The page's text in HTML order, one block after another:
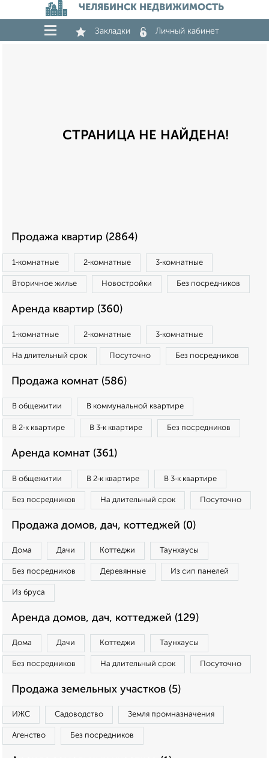
ЧЕЛЯБИНСК НЕДВИЖИМОСТЬ
Закладки Личный кабинет
СТРАНИЦА НЕ НАЙДЕНА!
Продажа квартир (2864)
1‑комнатные 2‑комнатные 3‑комнатные
Вторичное жилье Новостройки Без посредников
Аренда квартир (360)
1‑комнатные 2‑комнатные 3‑комнатные
На длительный срок Посуточно Без посредников
Продажа комнат (586)
В общежитии В коммунальной квартире
В 2‑к квартире В 3‑к квартире Без посредников
Аренда комнат (361)
В общежитии В 2‑к квартире В 3‑к квартире
Без посредников На длительный срок Посуточно
Продажа домов, дач, коттеджей (0)
Дома Дачи Коттеджи Таунхаусы
Без посредников Деревянные Из сип панелей
Из бруса
Аренда домов, дач, коттеджей (129)
Дома Дачи Коттеджи Таунхаусы
Без посредников На длительный срок Посуточно
Продажа земельных участков (5)
ИЖС Садоводство Земля промназначения
Агенство Без посредников